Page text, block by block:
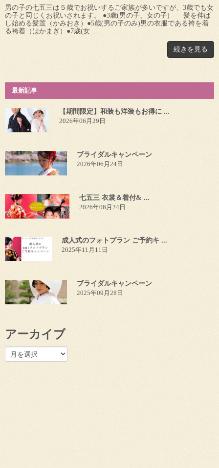
男の子の七五三は５歳でお祝いするご家族が多いですが、3歳でも女
の子と同じくお祝いされます。 ●3歳(男の子、女の子) 髪を伸ば
し始める髪置（かみおき）●5歳(男の子のみ)男の衣服である袴を着
る袴着（はかまぎ）●7歳(女 ...
続きを見る
最新記事
【期間限定】和装も洋装もお得に ...
2026年06月29日
ブライダルキャンペーン
2026年06月24日
七五三 衣裳＆着付& ...
2026年06月24日
成人式のフォトプラン ご予約キ ...
2025年11月11日
ブライダルキャンペーン
2025年09月28日
アーカイブ